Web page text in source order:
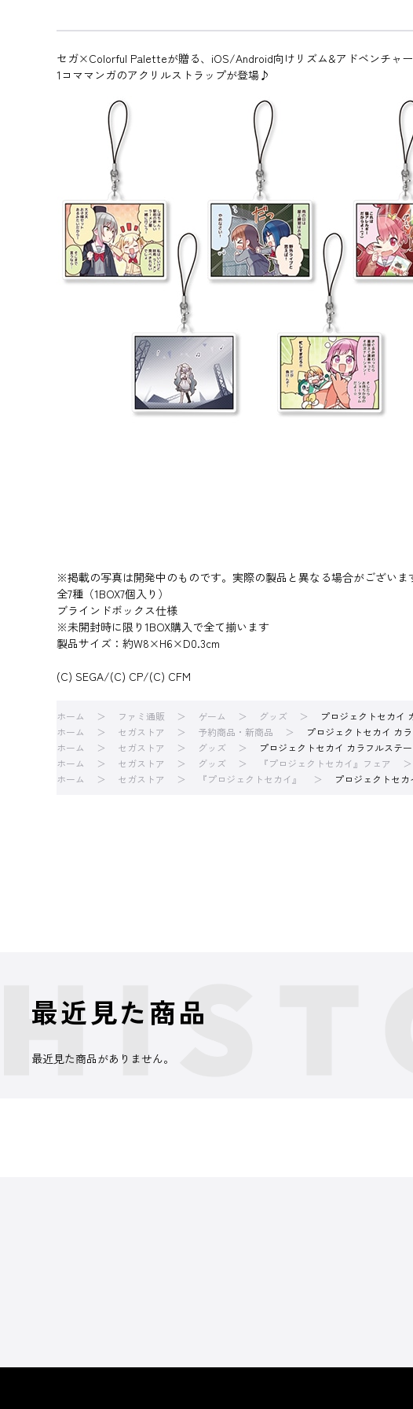
セガ×Colorful Paletteが贈る、iOS/Android向けリズム&アドベンチャ
1コママンガのアクリルストラップが登場♪
※掲載の写真は開発中のものです。実際の製品と異なる場合がございま
全7種（1BOX7個入り）
ブラインドボックス仕様
※未開封時に限り1BOX購入で全て揃います
製品サイズ：約W8×H6×D0.3cm
(C) SEGA/(C) CP/(C) CFM
ホーム ファミ通販 ゲーム グッズ
プロジェクトセカイ
ホーム
セガストア 予約商品・新商品
プロジェクトセカイ カ
ホーム
セガストア グッズ
プロジェクトセカイ カラフルステ
ホーム
セガストア グッズ 『プロジェクトセカイ』フェア
ホーム
セガストア 『プロジェクトセカイ』 プロジェクトセ
最近見た商品
最近見た商品がありません。